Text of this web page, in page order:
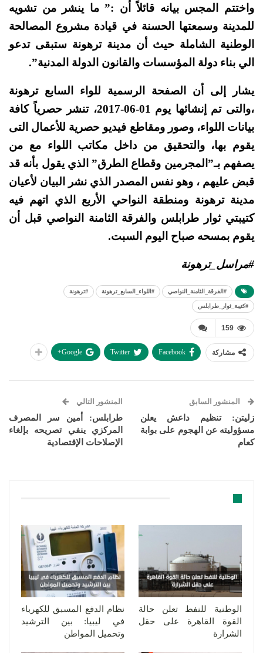
واختتم المجس بيانه قائلاً أن :” ما ينشر من تشويه
للمدينة وسمعتها الحسنة في قيادة مشروع المصالحة
الوطنية الشاملة حيث أن مدينة ترهونة ستبقى تدعو
الي بناء دولة المؤسسات والقانون الدولة المدنية”.
يشار إلى أن الصفحة الرسمية للواء السابع ترهونة
،والتى تم إنشائها يوم 01-06-2017، تنشر حصرياً كافة
بيانات اللواء، وصور ومقاطع فيديو حصرية للأعمال التى
يقوم بها، والتحقيق من داخل مكاتب اللواء مع من
يصفهم بـ”المجرمين وقطاع الطرق” الذي يقول بأنه قد
قبض عليهم ، وهو نفس المصدر الذي نشر البيان لأعيان
مدينة ترهونة ومنطقة النواحي الأربع الذي اتهم فيه
كتيبتي ثوار طرابلس والفرقة الثامنة النواصي قبل أن
يقوم بمسحه صباح اليوم السبت.
#مراسل_ترهونة
#الفرقة_الثامنة_النواصي #اللواء_السابع_ترهونة #ترهونة
#كتيبة_ثوار_طرابلس
159
مشاركة Facebook
Twitter
Google+
المنشور السابق
زليتن: تنظيم داعش يعلن
مسؤوليته عن الهجوم على بوابة
كعام
المنشور التالي
طرابلس: أمين سر المصرف
المركزي ينفي تصريحه بإلغاء
الإصلاحات الإقتصادية
الوطنية للنفط تعلن حالة
القوة القاهرة على حقل
الشرارة
نظام الدفع المسبق للكهرباء
في ليبيا: بين الترشيد
وتحميل المواطن